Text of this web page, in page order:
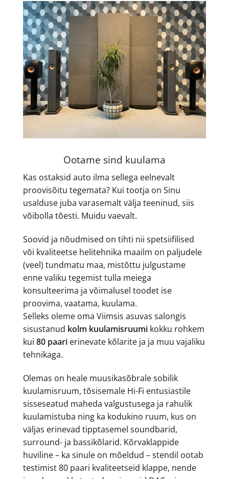
Ootame sind kuulama
Kas ostaksid auto ilma sellega eelnevalt
proovisõitu tegemata? Kui tootja on Sinu
usalduse juba varasemalt välja teeninud, siis
võibolla tõesti. Muidu vaevalt.
Soovid ja nõudmised on tihti nii spetsiifilised
või kvaliteetse helitehnika maailm on paljudele
(veel) tundmatu maa, mistõttu julgustame
enne valiku tegemist tulla meiega
konsulteerima ja võimalusel toodet ise
proovima, vaatama, kuulama.
Selleks oleme oma Viimsis asuvas salongis
sisustanud kolm kuulamisruumi kokku rohkem
kui 80 paari erinevate kõlarite ja ja muu vajaliku
tehnikaga.
Olemas on heale muusikasõbrale sobilik
kuulamisruum, tõsisemale Hi-Fi entusiastile
sisseseatud maheda valgustusega ja rahulik
kuulamistuba ning ka kodukino ruum, kus on
väljas erinevad tipptasemel soundbarid,
surround- ja bassikõlarid. Kõrvaklappide
huviline – ka sinule on mõeldud – stendil ootab
testimist 80 paari kvaliteetseid klappe, nende